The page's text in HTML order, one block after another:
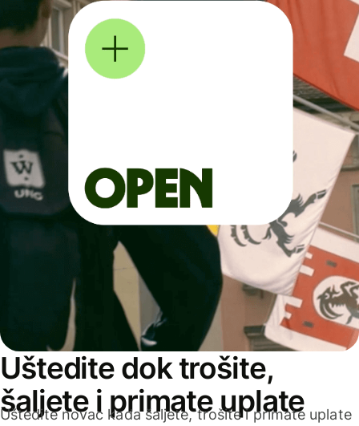
Uštedite dok trošite,
šaljete i primate uplate
Uštedite novac kada šaljete, trošite i primate uplate